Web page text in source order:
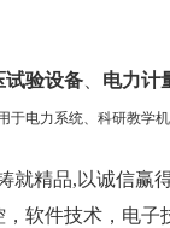
试验设备 电力计
于电力系统、科研教学
精品,以诚信赢
软件技术，电子